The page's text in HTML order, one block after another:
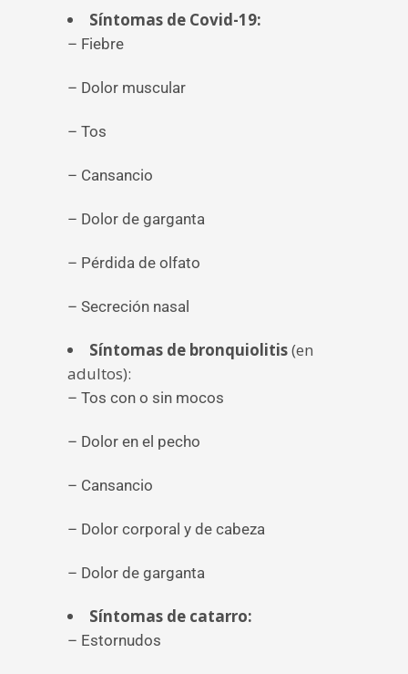
Síntomas de Covid-19:
– Fiebre
– Dolor muscular
– Tos
– Cansancio
– Dolor de garganta
– Pérdida de olfato
– Secreción nasal
Síntomas de bronquiolitis(en
adultos):
– Tos con o sin mocos
– Dolor en el pecho
– Cansancio
– Dolor corporal y de cabeza
– Dolor de garganta
Síntomas de catarro:
– Estornudos